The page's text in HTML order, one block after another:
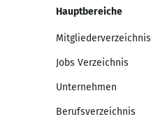
Hauptbereiche
Mitgliederverzeichnis
Jobs Verzeichnis
Unternehmen
Berufsverzeichnis